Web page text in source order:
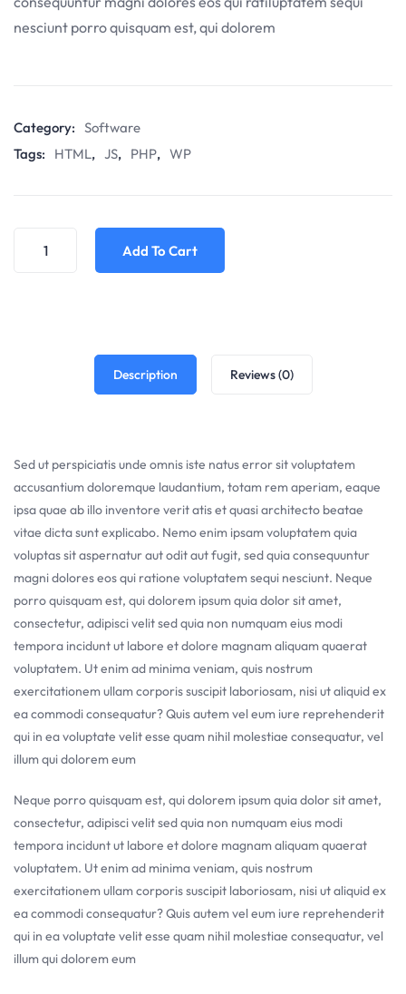
nesciunt porro quisquam est, qui dolorem
Category: Software
Tags:
HTML, JS, PHP, WP
Add To Cart
Description Reviews (0)
Sed ut perspiciatis unde omnis iste natus error sit voluptatem
accusantium doloremque laudantium, totam rem aperiam, eaque
ipsa quae ab illo inventore verit atis et quasi architecto beatae
vitae dicta sunt explicabo. Nemo enim ipsam voluptatem quia
voluptas sit aspernatur aut odit aut fugit, sed quia consequuntur
magni dolores eos qui ratione voluptatem sequi nesciunt. Neque
porro quisquam est, qui dolorem ipsum quia dolor sit amet,
consectetur, adipisci velit sed quia non numquam eius modi
tempora incidunt ut labore et dolore magnam aliquam quaerat
voluptatem. Ut enim ad minima veniam, quis nostrum
exercitationem ullam corporis suscipit laboriosam, nisi ut aliquid ex
ea commodi consequatur? Quis autem vel eum iure reprehenderit
qui in ea voluptate velit esse quam nihil molestiae consequatur, vel
illum qui dolorem eum
Neque porro quisquam est, qui dolorem ipsum quia dolor sit amet,
consectetur, adipisci velit sed quia non numquam eius modi
tempora incidunt ut labore et dolore magnam aliquam quaerat
voluptatem. Ut enim ad minima veniam, quis nostrum
exercitationem ullam corporis suscipit laboriosam, nisi ut aliquid ex
ea commodi consequatur? Quis autem vel eum iure reprehenderit
qui in ea voluptate velit esse quam nihil molestiae consequatur, vel
illum qui dolorem eum